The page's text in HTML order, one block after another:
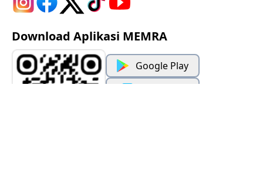
Download Aplikasi MEMRA
Google Play